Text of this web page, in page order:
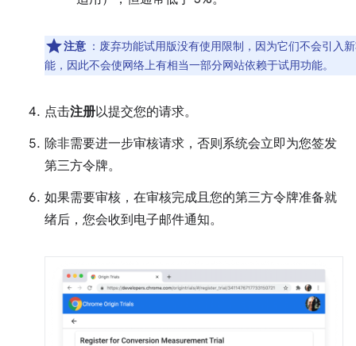
注意 ：废弃功能试用版没有使用限制，因为它们不会引入
能，因此不会使网络上有相当一部分网站依赖于试用功能。
点击注册以提交您的请求。
除非需要进一步审核请求，否则系统会立即为您签发
第三方令牌。
如果需要审核，在审核完成且您的第三方令牌准备就
绪后，您会收到电子邮件通知。